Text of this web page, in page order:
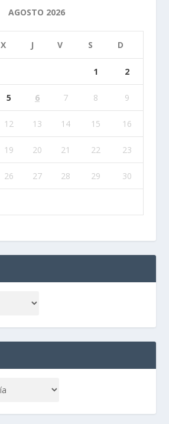
AGOSTO 2026
X J V S D
1 2
5 6 7 8 9
12 13 14 15 16
19 20 21 22 23
26 27 28 29 30